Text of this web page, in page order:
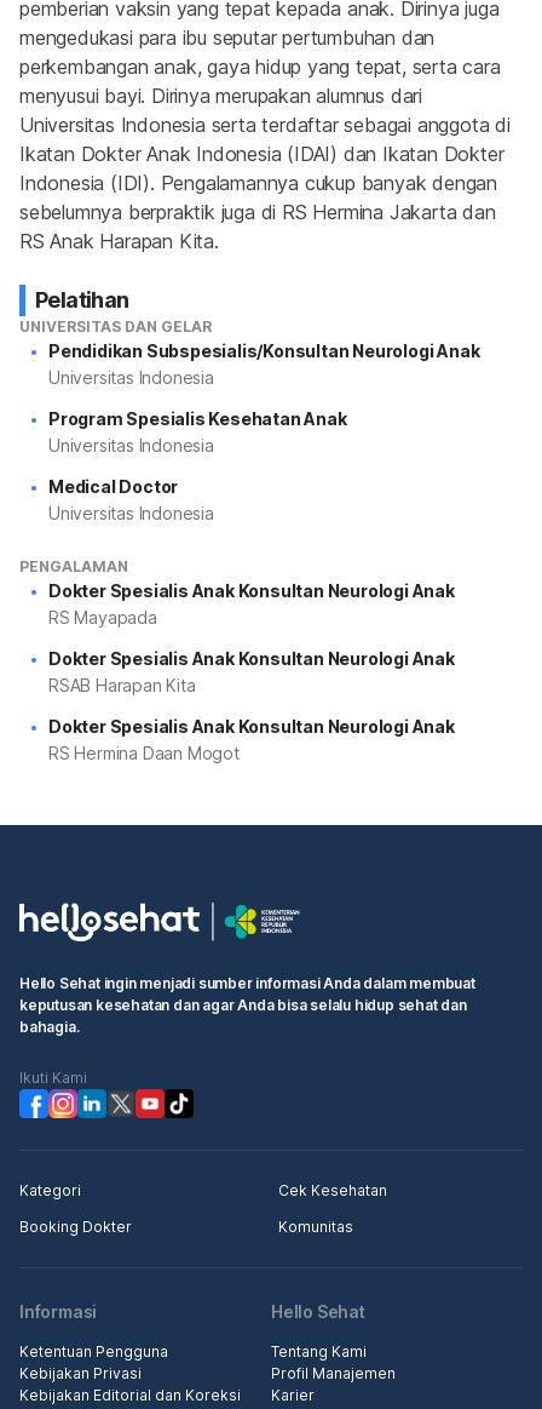
pemberian vaksin yang tepat kepada anak. Dirinya juga
mengedukasi para ibu seputar pertumbuhan dan
perkembangan anak, gaya hidup yang tepat, serta cara
menyusui bayi. Dirinya merupakan alumnus dari
Universitas Indonesia serta terdaftar sebagai anggota di
Ikatan Dokter Anak Indonesia (IDAI) dan Ikatan Dokter
Indonesia (IDI). Pengalamannya cukup banyak dengan
sebelumnya berpraktik juga di RS Hermina Jakarta dan
RS Anak Harapan Kita.
Pelatihan
UNIVERSITAS DAN GELAR
Pendidikan Subspesialis/Konsultan Neurologi Anak
Universitas Indonesia
Program Spesialis Kesehatan Anak
Universitas Indonesia
Medical Doctor
Universitas Indonesia
PENGALAMAN
Dokter Spesialis Anak Konsultan Neurologi Anak
RS Mayapada
Dokter Spesialis Anak Konsultan Neurologi Anak
RSAB Harapan Kita
Dokter Spesialis Anak Konsultan Neurologi Anak
RS Hermina Daan Mogot
Hello Sehat ingin menjadi sumber informasi Anda dalam membuat
keputusan kesehatan dan agar Anda bisa selalu hidup sehat dan
bahagia.
Ikuti Kami
Kategori
Cek Kesehatan
Booking Dokter
Komunitas
Informasi
Ketentuan Pengguna
Kebijakan Privasi
Kebijakan Editorial dan Koreksi
Hello Sehat
Tentang Kami
Profil Manajemen
Karier